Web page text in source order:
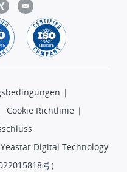
|
Cookie Richtlinie |
Digital Technology
号）